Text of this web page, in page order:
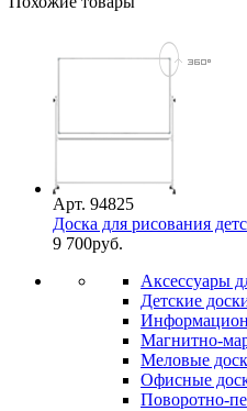
Арт. 94825
Доска для рисования
9 700руб.
Аксессуары
Детские
Магнитно-
Меловые
Офисные
Поворотно-